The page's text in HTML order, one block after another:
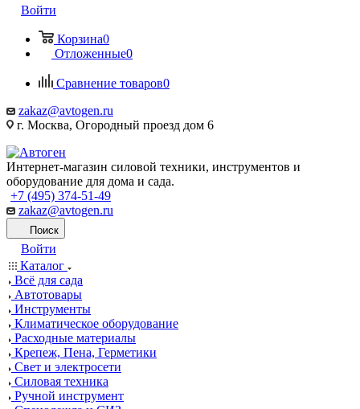
Войти
Корзина0
Отложенные0
Сравнение товаров0
zakaz@avtogen.ru
г. Москва, Огородный проезд дом 6
Интернет-магазин силовой техники, инструментов и
оборудование для дома и сада.
+7 (495) 374-51-49
zakaz@avtogen.ru
Поиск
Войти
Каталог
Всё для сада
Автотовары
Инструменты
Климатическое оборудование
Расходные материалы
Крепеж, Пена, Герметики
Свет и электросети
Силовая техника
Ручной инструмент